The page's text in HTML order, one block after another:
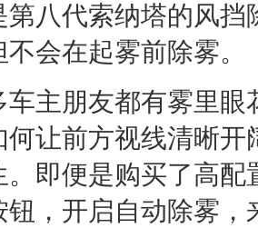
第八代索纳塔的风挡
会在起雾前除雾。
朋友都有雾里眼
何让前方视线清晰
。即便是购买了高
钮，开启自动除雾